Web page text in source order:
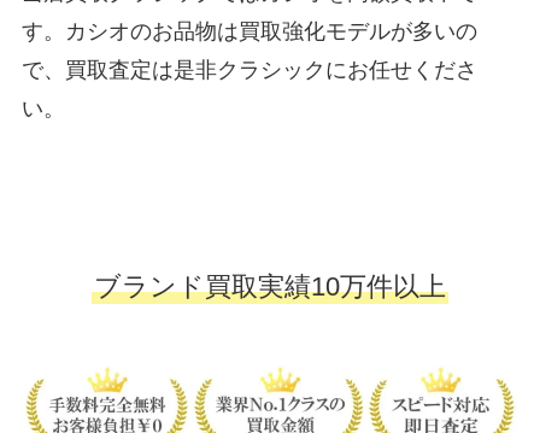
す。カシオのお品物は買取強化モデルが多いの
で、買取査定は是非クラシックにお任せくださ
い。
ブランド買取実績10万件以上